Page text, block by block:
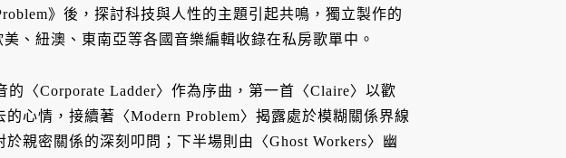
》後，探討科技與人性的主題引起共鳴，獨立製作的
、紐澳、東南亞等各國音樂編輯收錄在私房歌單中。
的〈Corporate Ladder〉作為序曲，第一首〈Claire〉以歡
心情，接續著〈Modern Problem〉揭露處於模糊關係界線
親密關係的深刻叩問；下半場則由〈Ghost Workers〉幽